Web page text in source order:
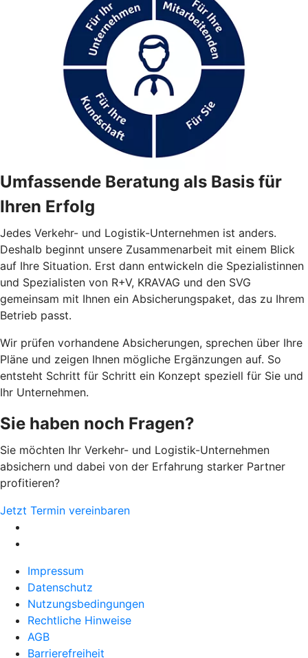
Umfassende Beratung als Basis für
Ihren Erfolg
Jedes Verkehr- und Logistik-Unternehmen ist anders.
Deshalb beginnt unsere Zusammenarbeit mit einem Blick
auf Ihre Situation. Erst dann entwickeln die Spezialistinnen
und Spezialisten von R+V, KRAVAG und den SVG
gemeinsam mit Ihnen ein Absicherungspaket, das zu Ihrem
Betrieb passt.
Wir prüfen vorhandene Absicherungen, sprechen über Ihre
Pläne und zeigen Ihnen mögliche Ergänzungen auf. So
entsteht Schritt für Schritt ein Konzept speziell für Sie und
Ihr Unternehmen.
Sie haben noch Fragen?
Sie möchten Ihr Verkehr- und Logistik-Unternehmen
absichern und dabei von der Erfahrung starker Partner
profitieren?
Jetzt Termin vereinbaren
Impressum
Datenschutz
Nutzungsbedingungen
Rechtliche Hinweise
AGB
Barrierefreiheit